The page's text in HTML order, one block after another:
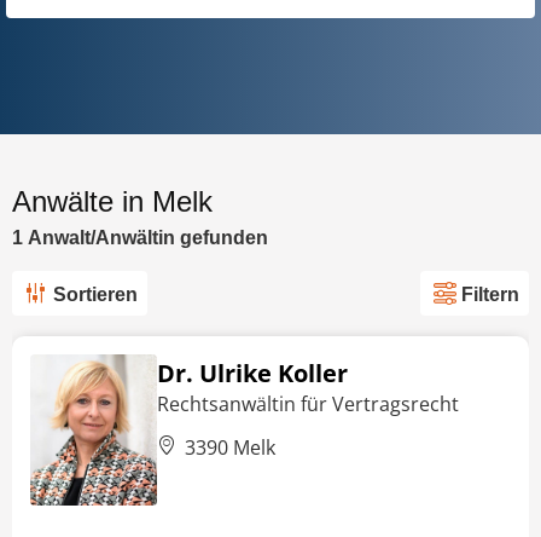
Anwälte in Melk
1 Anwalt/Anwältin gefunden
Sortieren Filtern
Dr. Ulrike Koller
Rechtsanwältin für Vertragsrecht
3390 Melk